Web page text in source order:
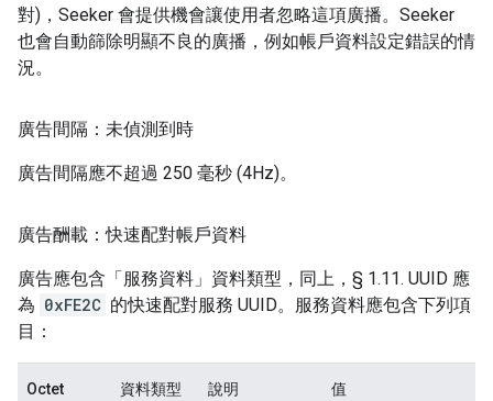
對)，Seeker 會提供機會讓使用者忽略這項廣播。Seeker
也會自動篩除明顯不良的廣播，例如帳戶資料設定錯誤的情
況。
廣告間隔：未偵測到時
廣告間隔應不超過 250 毫秒 (4Hz)。
廣告酬載：快速配對帳戶資料
廣告應包含「服務資料」資料類型，同上，§ 1.11. UUID 應
為 0xFE2C 的快速配對服務 UUID。服務資料應包含下列項
目：
Octet 資料類型 說明 值